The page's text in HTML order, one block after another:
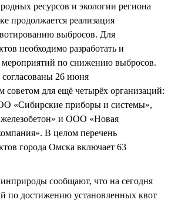
ресурсов и экологии региона
продолжается реализация
выбросов. Для
необходимо разработать и
мероприятий по снижению выбросов.
26 июня
для ещё четырёх организаций:
«Сибирские приборы и системы»,
и ООО «Новая
В целом перечень
города Омска включает 63
сообщают, что на сегодня
по достижению установленных квот